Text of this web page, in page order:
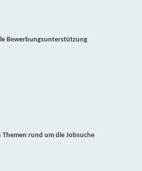
Bewerbungsunterstützung
Themen rund um die Jobsuche